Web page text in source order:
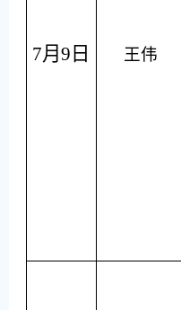
7月9日 王伟